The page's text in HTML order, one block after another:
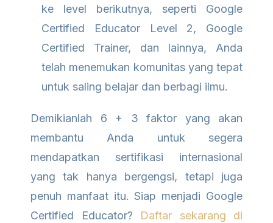
ke level berikutnya, seperti Google
Certified Educator Level 2, Google
Certified Trainer, dan lainnya, Anda
telah menemukan komunitas yang tepat
untuk saling belajar dan berbagi ilmu.
Demikianlah 6 + 3 faktor yang akan
membantu Anda untuk segera
mendapatkan sertifikasi internasional
yang tak hanya bergengsi, tetapi juga
penuh manfaat itu. Siap menjadi Google
Certified Educator? Daftar sekarang di